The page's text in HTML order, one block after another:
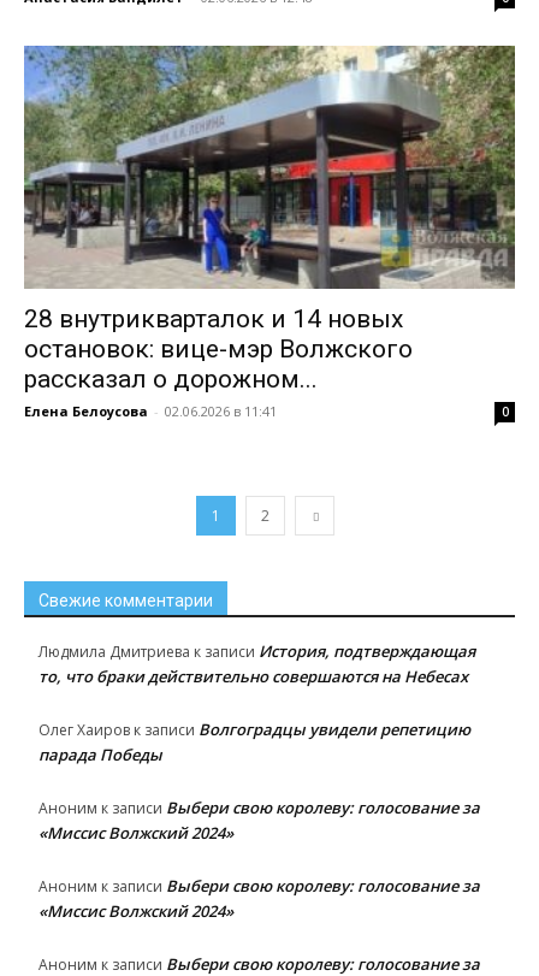
28 внутрикварталок и 14 новых
остановок: вице-мэр Волжского
рассказал о дорожном...
Елена Белоусова - 02.06.2026 в 11:41 0
1 2
Свежие комментарии
Людмила Дмитриева к записи История, подтверждающая
то, что браки действительно совершаются на Небесах
Олег Хаиров к записи Волгоградцы увидели репетицию
парада Победы
Аноним к записи Выбери свою королеву: голосование за
«Миссис Волжский 2024»
Аноним к записи Выбери свою королеву: голосование за
«Миссис Волжский 2024»
Аноним к записи Выбери свою королеву: голосование за